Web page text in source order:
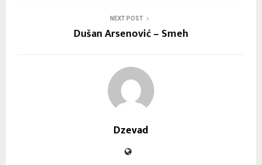
NEXT POST
Dušan Arsenović – Smeh
Dzevad